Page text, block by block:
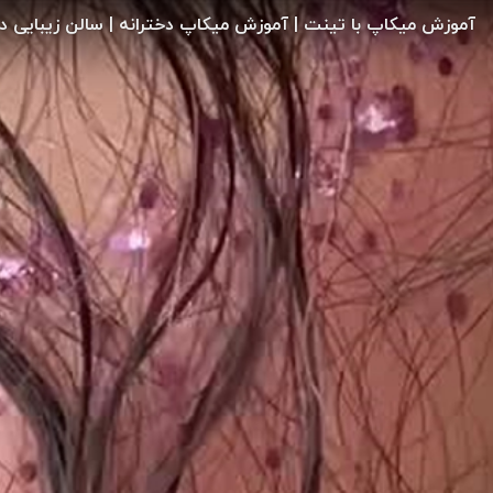
آموزش میکاپ با تینت | آموزش میکاپ دخترانه | سالن زیبایی